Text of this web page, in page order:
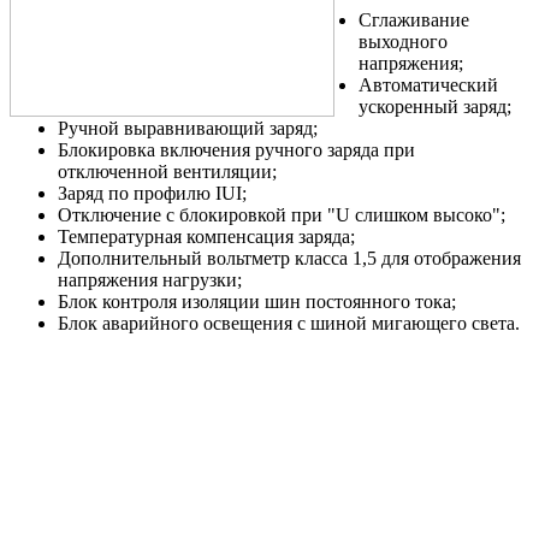
Сглаживание
выходного
напряжения;
Автоматический
ускоренный заряд;
Ручной выравнивающий заряд;
Блокировка включения ручного заряда при
отключенной вентиляции;
Заряд по профилю IUI;
Отключение с блокировкой при "U слишком высоко";
Температурная компенсация заряда;
Дополнительный вольтметр класса 1,5 для отображения
напряжения нагрузки;
Блок контроля изоляции шин постоянного тока;
Блок аварийного освещения с шиной мигающего света.